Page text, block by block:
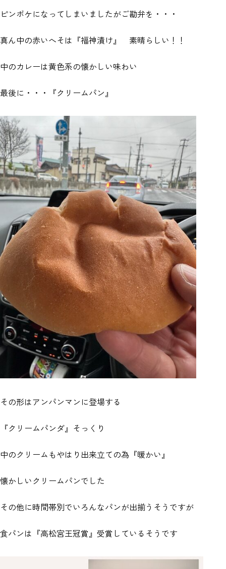
ピンボケになってしまいましたがご勘弁を・・・
真ん中の赤いへそは『福神漬け』 素晴らしい！！
中のカレーは黄色系の懐かしい味わい
最後に・・・『クリームパン』
その形はアンパンマンに登場する
『クリームパンダ』そっくり
中のクリームもやはり出来立ての為『暖かい』
懐かしいクリームパンでした
その他に時間帯別でいろんなパンが出揃うそうですが
食パンは『高松宮王冠賞』受賞しているそうです